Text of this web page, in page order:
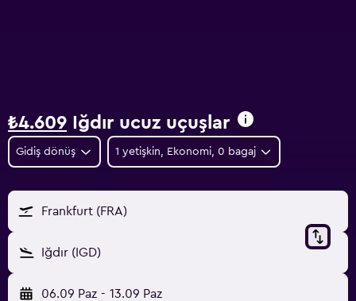
₺4.609 Iğdır ucuz uçuşlar
Gidiş dönüş 1 yetişkin, Ekonomi, 0 bagaj
Frankfurt (FRA)
Iğdır (IGD)
06.09 Paz - 13.09 Paz